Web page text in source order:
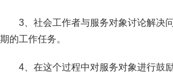
3、社会工作者与服务对象讨论解决
期的工作任务。
4、在这个过程中对服务对象进行鼓